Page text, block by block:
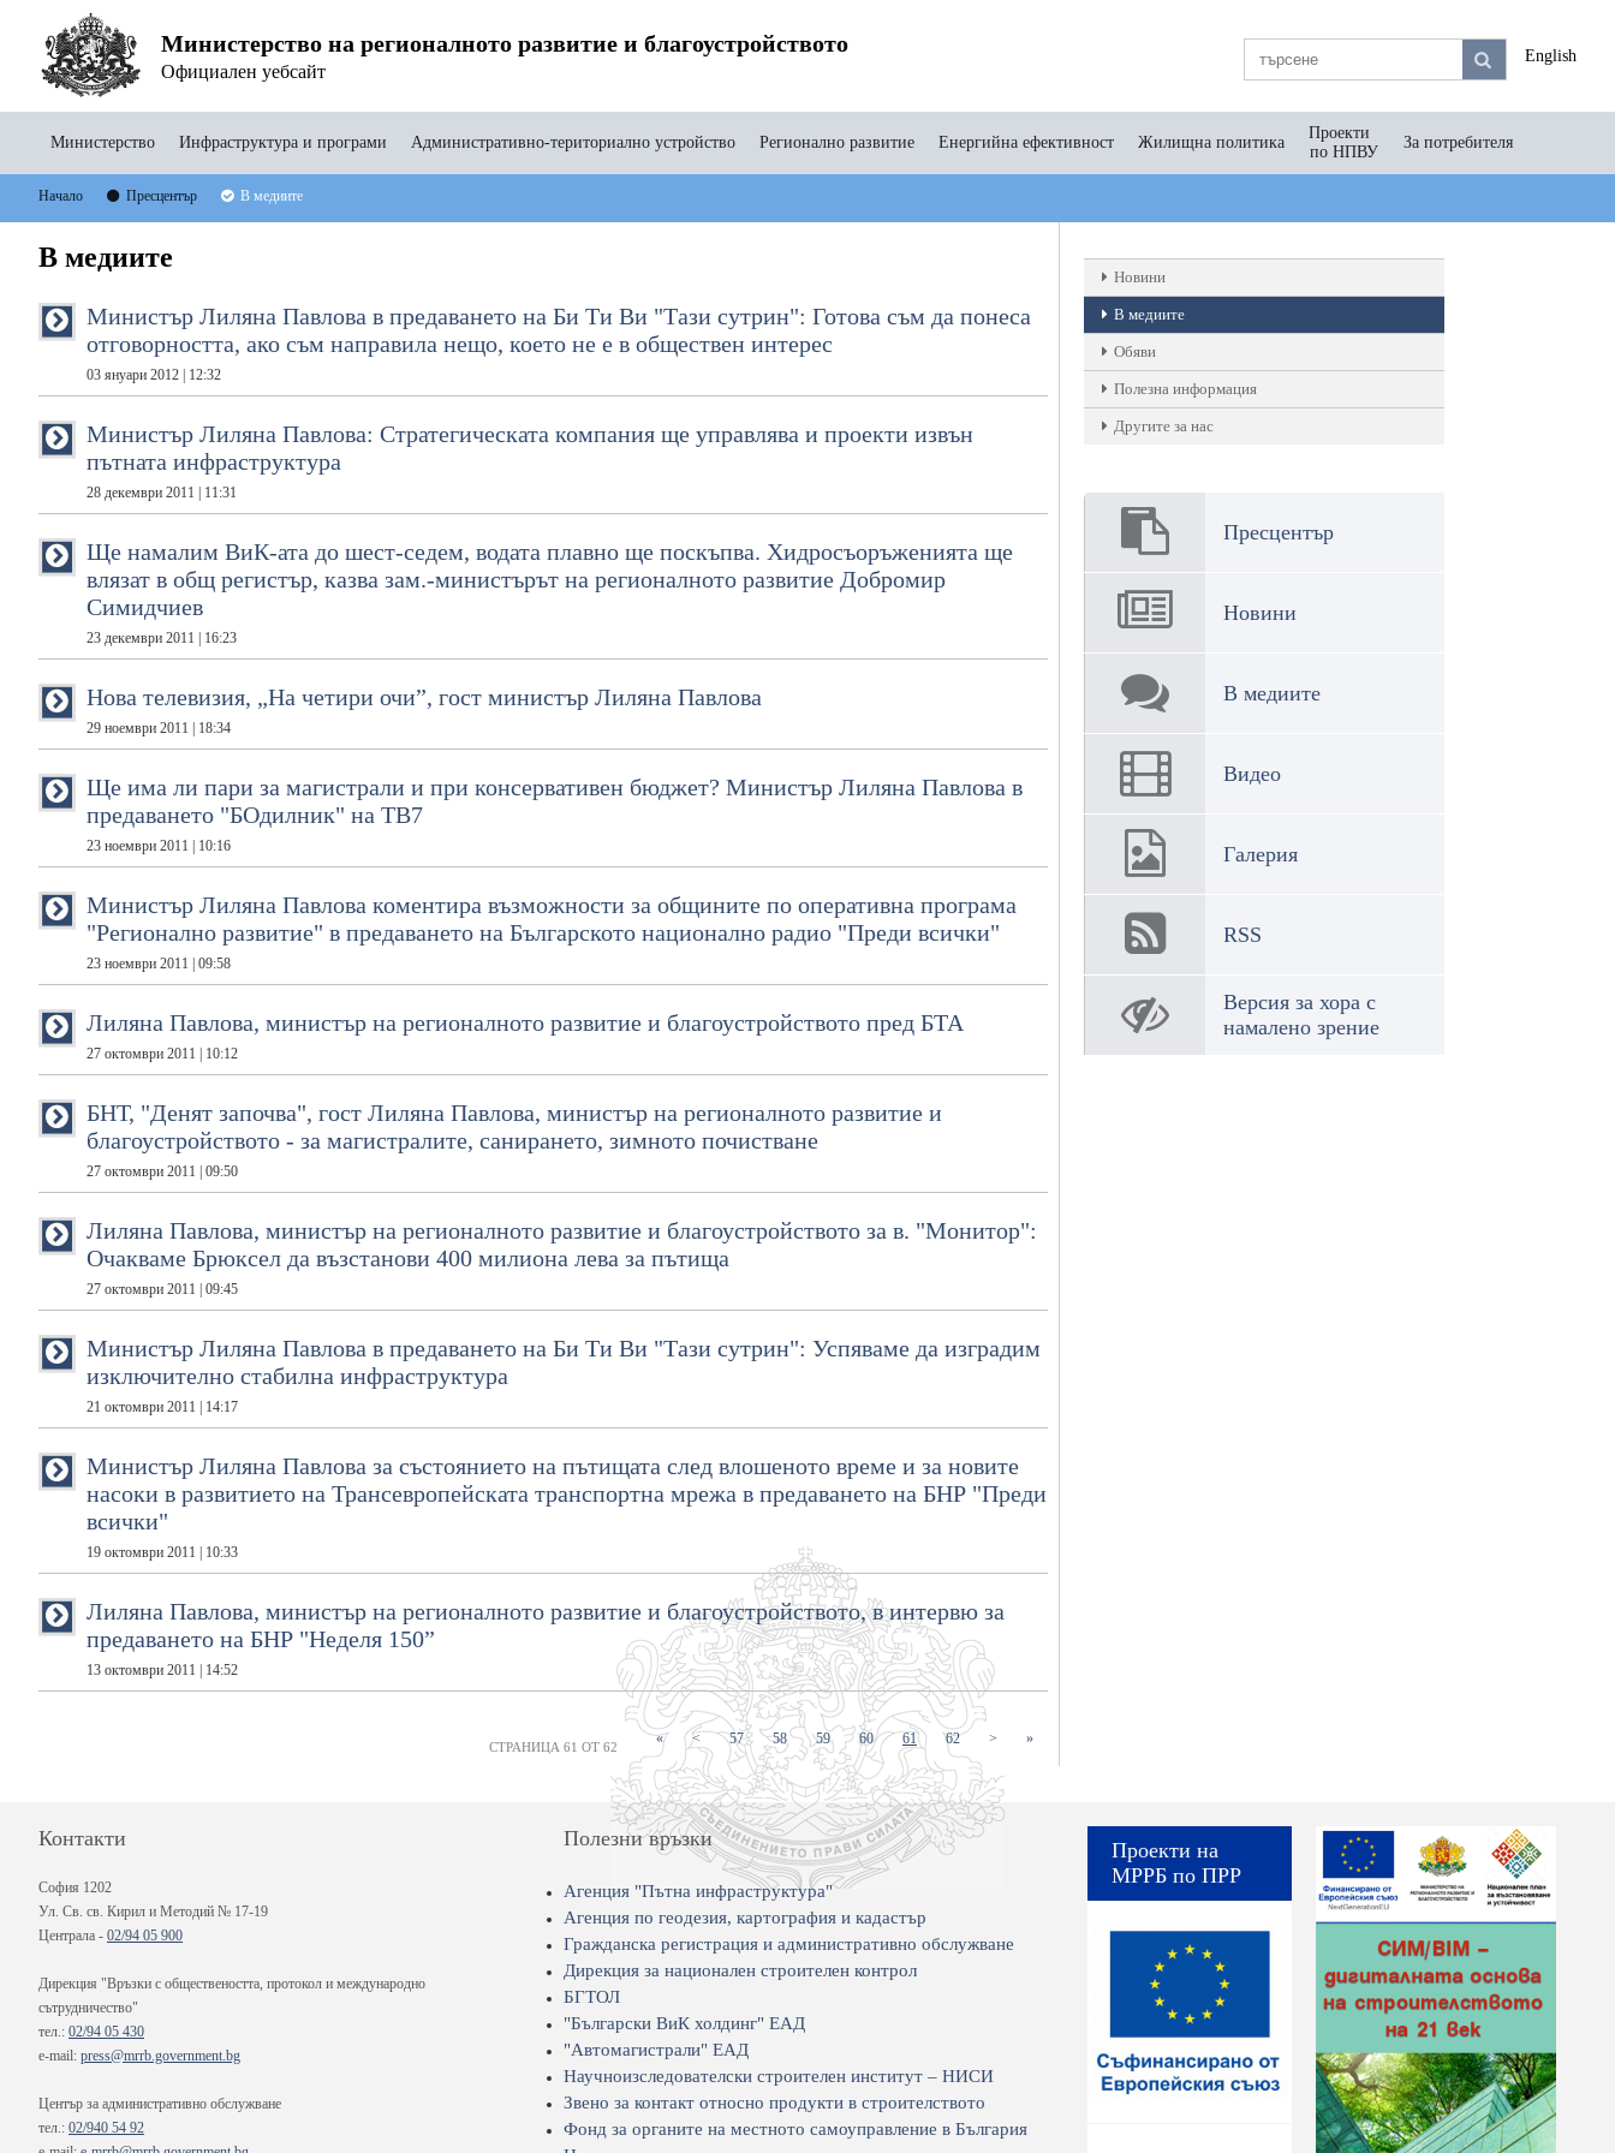
Министерство на регионалното развитие и благоустройството
Официален уебсайт
English
Министерство Инфраструктура и програми Административно-териториално устройство Регионално развитие Енергийна ефективност Жилищна политика
Проекти
по НПВУ
За потребителя
Начало Пресцентър В медиите
В медиите
Министър Лиляна Павлова в предаването на Би Ти Ви "Тази сутрин": Готова съм да понеса
отговорността, ако съм направила нещо, което не е в обществен интерес
03 януари 2012 | 12:32
Министър Лиляна Павлова: Стратегическата компания ще управлява и проекти извън
пътната инфраструктура
28 декември 2011 | 11:31
Ще намалим ВиК-ата до шест-седем, водата плавно ще поскъпва. Хидросъоръженията ще
влязат в общ регистър, казва зам.-министърът на регионалното развитие Добромир
Симидчиев
23 декември 2011 | 16:23
Нова телевизия, „На четири очи”, гост министър Лиляна Павлова
29 ноември 2011 | 18:34
Ще има ли пари за магистрали и при консервативен бюджет? Министър Лиляна Павлова в
предаването "БОдилник" на ТВ7
23 ноември 2011 | 10:16
Министър Лиляна Павлова коментира възможности за общините по оперативна програма
"Регионално развитие" в предаването на Българското национално радио "Преди всички"
23 ноември 2011 | 09:58
Лиляна Павлова, министър на регионалното развитие и благоустройството пред БТА
27 октомври 2011 | 10:12
БНТ, "Денят започва", гост Лиляна Павлова, министър на регионалното развитие и
благоустройството - за магистралите, санирането, зимното почистване
27 октомври 2011 | 09:50
Лиляна Павлова, министър на регионалното развитие и благоустройството за в. "Монитор":
Очакваме Брюксел да възстанови 400 милиона лева за пътища
27 октомври 2011 | 09:45
Министър Лиляна Павлова в предаването на Би Ти Ви "Тази сутрин": Успяваме да изградим
изключително стабилна инфраструктура
21 октомври 2011 | 14:17
Министър Лиляна Павлова за състоянието на пътищата след влошеното време и за новите
насоки в развитието на Трансевропейската транспортна мрежа в предаването на БНР "Преди
всички"
19 октомври 2011 | 10:33
Лиляна Павлова, министър на регионалното развитие и благоустройството, в интервю за
предаването на БНР "Неделя 150”
13 октомври 2011 | 14:52
« < 57(current)
58(current)
59(current)
60(current)
61(current)
62(current)
> »
СТРАНИЦА 61 ОТ 62
Новини
В медиите
Обяви
Полезна информация
Другите за нас
Пресцентър
Новини
В медиите
Видео
Галерия
RSS
Версия за хора с
намалено зрение
Контакти
София 1202
Ул. Св. св. Кирил и Методий № 17-19
Централа - 02/94 05 900
Дирекция "Връзки с обществеността, протокол и международно
сътрудничество"
тел.: 02/94 05 430
e-mail: press@mrrb.government.bg
Център за административно обслужване
тел.: 02/940 54 92
Полезни връзки
Агенция "Пътна инфраструктура"
Агенция по геодезия, картография и кадастър
Гражданска регистрация и административно обслужване
Дирекция за национален строителен контрол
БГТОЛ
"Български ВиК холдинг" ЕАД
"Автомагистрали" ЕАД
Научноизследователски строителен институт – НИСИ
Звено за контакт относно продукти в строителството
Фонд за органите на местното самоуправление в България
Проекти на
МРРБ по ПРР